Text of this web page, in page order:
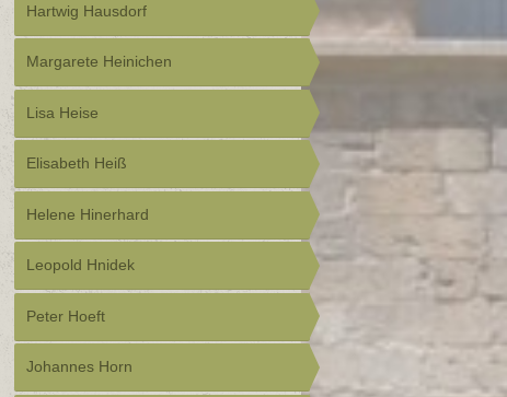
Hartwig Hausdorf
Margarete Heinichen
Lisa Heise
Elisabeth Heiß
Helene Hinerhard
Leopold Hnidek
Peter Hoeft
Johannes Horn